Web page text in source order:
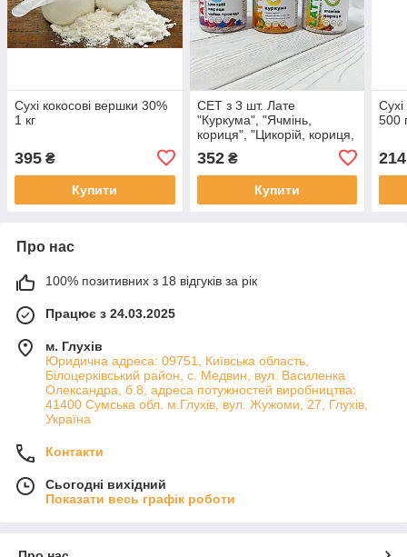
Сухі кокосові вершки 30%
1 кг
395 ₴
Купити
СЕТ з 3 шт. Лате
"Куркума", "Ячмінь,
кориця", "Цикорій, кориця,
352₴
Купити
500
214
Про нас
100% позитивних з 18 відгуків за рік
Працює з 24.03.2025
м. Глухів
Юридична адреса: 09751, Київська область,
Білоцерківський район, с. Медвин, вул. Василенка
Олександра, б.8, адреса потужностей виробництва:
41400 Сумська обл. м.Глухів, вул. Жужоми, 27, Глухів,
Україна
Контакти
Сьогодні вихідний
Показати весь графік роботи